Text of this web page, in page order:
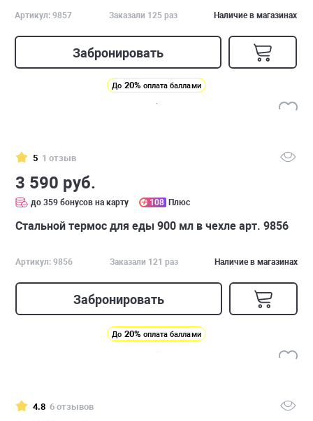
Артикул: 9857 Заказали 125 раз Наличие в магазинах
Забронировать
До 20% оплата баллами
5 1 отзыв
3 590 руб.
до 359 бонусов на карту 108 Плюс
Стальной термос для еды 900 мл в чехле арт. 9856
Артикул: 9856 Заказали 121 раз Наличие в магазинах
Забронировать
До 20% оплата баллами
4.8 6 отзывов